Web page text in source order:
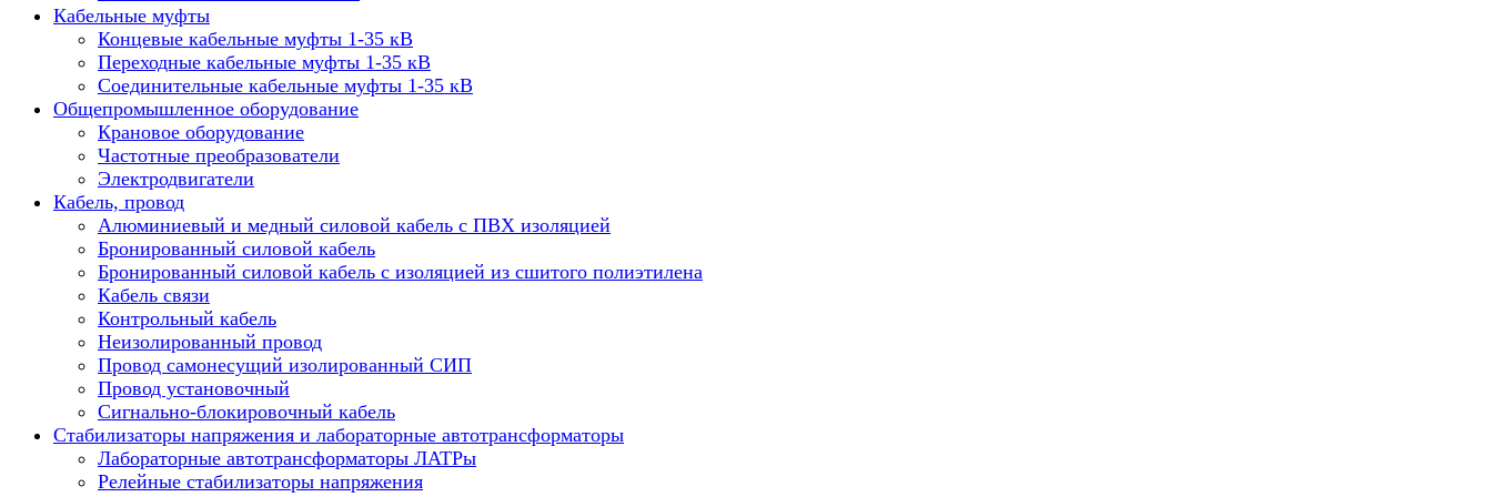
Кабельные муфты
Концевые кабельные муфты 1-35 кВ
Переходные кабельные муфты 1-35 кВ
Соединительные кабельные муфты 1-35 кВ
Общепромышленное оборудование
Крановое оборудование
Частотные преобразователи
Электродвигатели
Кабель, провод
Алюминиевый и медный силовой кабель с ПВХ изоляцией
Бронированный силовой кабель
Бронированный силовой кабель с изоляцией из сшитого полиэтилена
Кабель связи
Контрольный кабель
Неизолированный провод
Провод самонесущий изолированный СИП
Провод установочный
Сигнально-блокировочный кабель
Стабилизаторы напряжения и лабораторные автотрансформаторы
Лабораторные автотрансформаторы ЛАТРы
Релейные стабилизаторы напряжения